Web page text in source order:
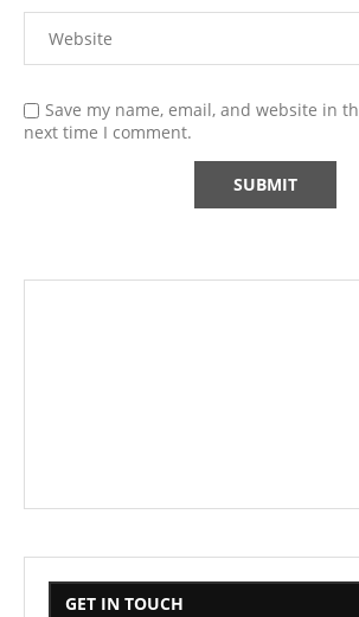
Save my name, email, and website in
next time I comment.
GET IN TOUCH